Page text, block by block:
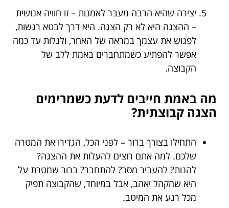
יצירה שהיא הרבה מעבר לאמנות – זו חוויה אנושית
– ההצגה היא לא רק הצגה. היא דרך לבטא רגשות,
לפגוש את עצמך במראה של האחר, ולגלות עד כמה
אפשר להפתיע כשמתחברים באמת ללב של
הקבוצה.
מה באמת חייבים לדעת כשמרימים
הצגה קבוצתית?
התחילו בצורך ברור – לפני הכל, הגדירו את המטרה
שלכם. למה אתם רוצים להעלות את ההצגה?
להנות? להעביר מסר? להתחבר? ברור שמטרת על
היא שהקהל יאהב, אבל במיוחד, שהקבוצה תפיק
מכל רגע את המיטב.